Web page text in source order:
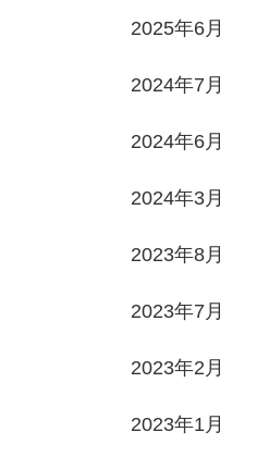
2025年6月
2024年7月
2024年6月
2024年3月
2023年8月
2023年7月
2023年2月
2023年1月